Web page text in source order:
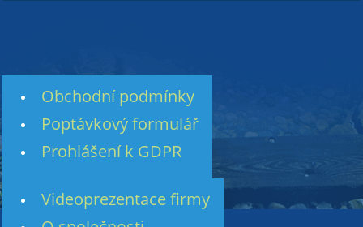
Obchodní podmínky
Poptávkový formulář
Prohlášení k GDPR
Videoprezentace firmy